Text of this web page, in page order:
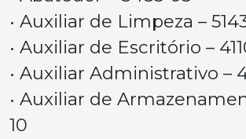
• Auxiliar de Limpeza –
• Auxiliar de Escritório –
• Auxiliar Administrativo –
• Auxiliar de
10